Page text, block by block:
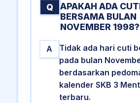
Q
APAKAH ADA
BERSAMA BULAN
NOVEMBER 1998?
A
Tidak ada hari cuti
pada bulan
berdasarkan
kalender SKB 3
terbaru.